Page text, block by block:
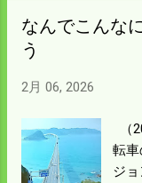
も
なんでこんな
う
2月 06, 2026
（
転
ジ